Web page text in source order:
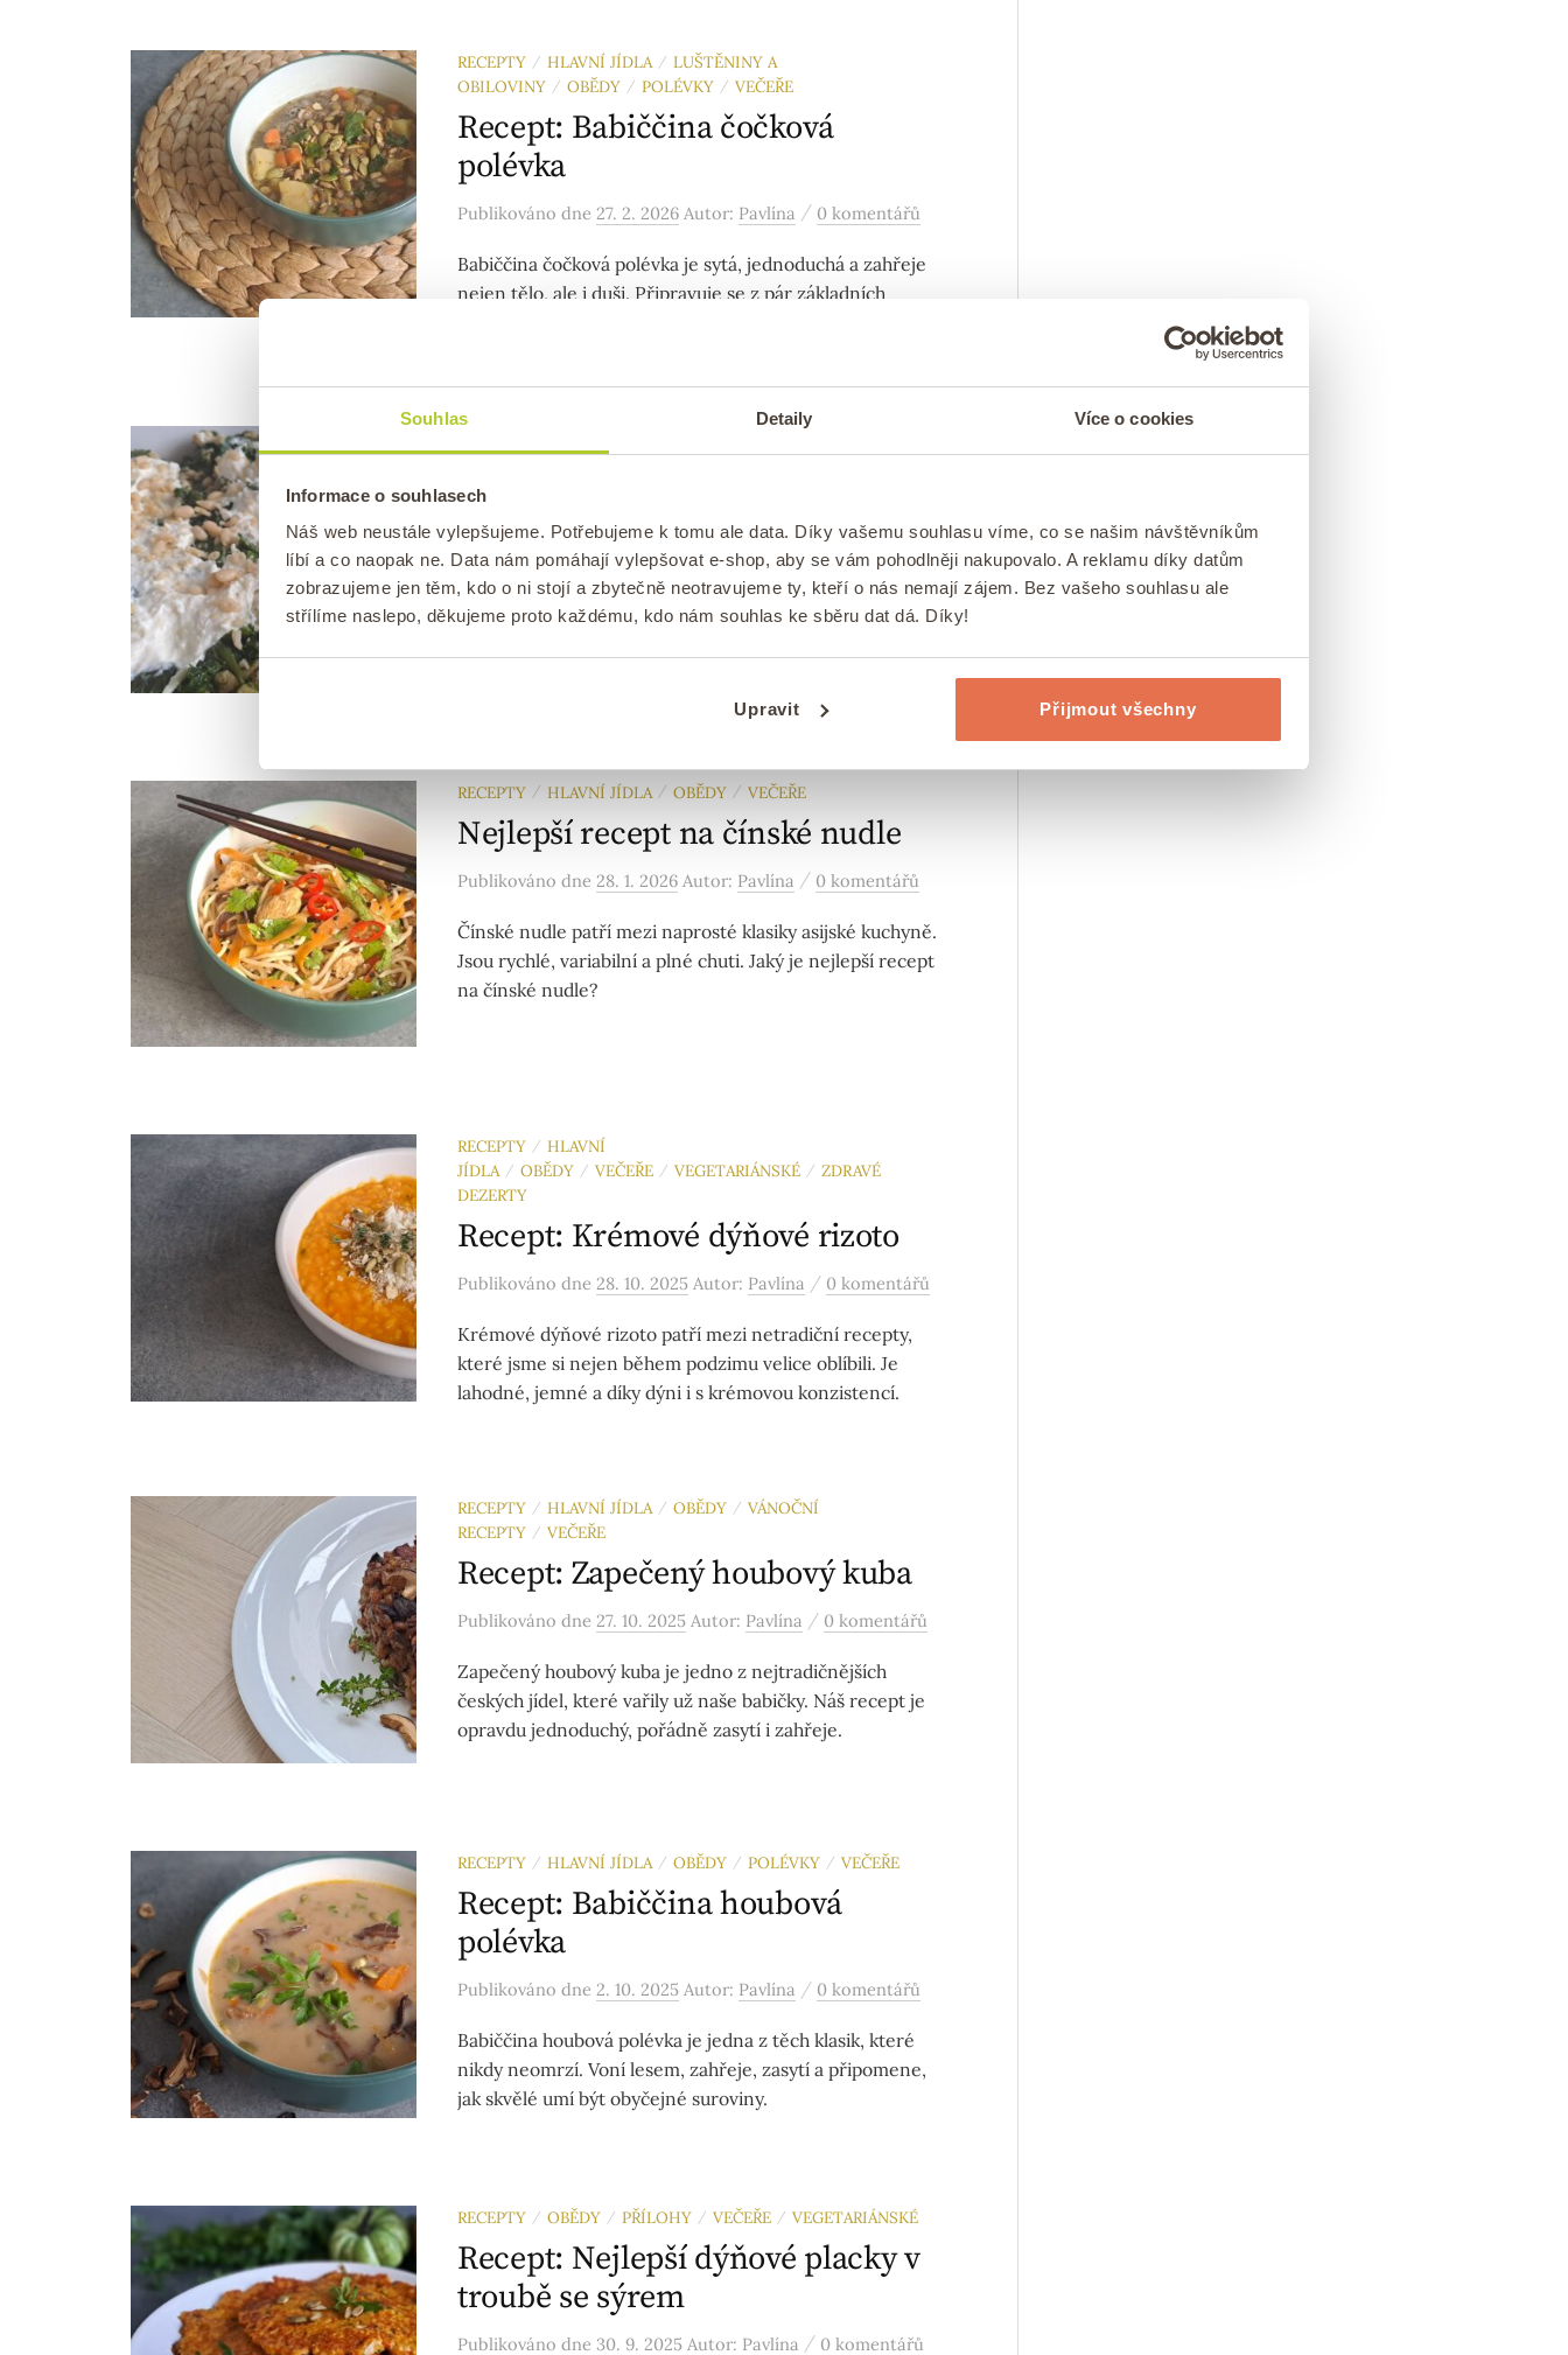
Souhlas Detaily Více o cookies
Informace o souhlasech
Náš web neustále vylepšujeme. Potřebujeme k tomu ale data. Díky vašemu souhlasu víme, co se našim návštěvníkům
líbí a co naopak ne. Data nám pomáhají vylepšovat e-shop, aby se vám pohodlněji nakupovalo. A reklamu díky datům
zobrazujeme jen těm, kdo o ni stojí a zbytečně neotravujeme ty, kteří o nás nemají zájem. Bez vašeho souhlasu ale
střílíme naslepo, děkujeme proto každému, kdo nám souhlas ke sběru dat dá. Díky!
Upravit Přijmout všechny
RECEPTY / HLAVNÍ JÍDLA / LUŠTĚNINY A
OBILOVINY / OBĚDY / POLÉVKY / VEČEŘE
Recept: Babiččina čočková
polévka
Publikováno dne 27. 2. 2026 Autor: Pavlína / 0 komentářů
Babiččina čočková polévka je sytá, jednoduchá a zahřeje
nejen tělo, ale i duši. Připravuje se z pár základních
Recept: Lasagne se špenátem a
kuřecím masem
Publikovánodne26. 2. 2026 Autor:Pavlína /0 komentářů
Vyzkoušejte naše lasagne se špenátem a kuřecím masem,
RECEPTY / HLAVNÍ JÍDLA / OBĚDY / VEČEŘE
Nejlepší recept na čínské nudle
Publikováno dne 28. 1. 2026 Autor: Pavlína / 0 komentářů
Čínské nudle patří mezi naprosté klasiky asijské kuchyně.
Jsou rychlé, variabilní a plné chuti. Jaký je nejlepší recept
na čínské nudle?
RECEPTY / HLAVNÍ
JÍDLA / OBĚDY / VEČEŘE / VEGETARIÁNSKÉ / ZDRAVÉ
DEZERTY
Recept: Krémové dýňové rizoto
Publikováno dne 28. 10. 2025 Autor: Pavlína / 0 komentářů
Krémové dýňové rizoto patří mezi netradiční recepty,
které jsme si nejen během podzimu velice oblíbili. Je
lahodné, jemné a díky dýni i s krémovou konzistencí.
RECEPTY / HLAVNÍ JÍDLA / OBĚDY / VÁNOČNÍ
RECEPTY / VEČEŘE
Recept: Zapečený houbový kuba
Publikováno dne 27. 10. 2025 Autor: Pavlína / 0 komentářů
Zapečený houbový kuba je jedno z nejtradičnějších
českých jídel, které vařily už naše babičky. Náš recept je
opravdu jednoduchý, pořádně zasytí i zahřeje.
RECEPTY / HLAVNÍ JÍDLA / OBĚDY / POLÉVKY / VEČEŘE
Recept: Babiččina houbová
polévka
Publikováno dne 2. 10. 2025 Autor: Pavlína / 0 komentářů
Babiččina houbová polévka je jedna z těch klasik, které
nikdy neomrzí. Voní lesem, zahřeje, zasytí a připomene,
jak skvělé umí být obyčejné suroviny.
RECEPTY / OBĚDY / PŘÍLOHY / VEČEŘE / VEGETARIÁNSKÉ
Recept: Nejlepší dýňové placky v
troubě se sýrem
Publikováno dne 30. 9. 2025 Autor: Pavlína / 0 komentářů